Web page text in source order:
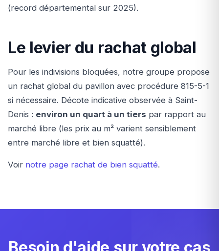
(record départemental sur 2025).
Le levier du rachat global
Pour les indivisions bloquées, notre groupe propose
un rachat global du pavillon avec procédure 815-5-1
si nécessaire. Décote indicative observée à Saint-
Denis : environ un quart à un tiers par rapport au
marché libre (les prix au m² varient sensiblement
entre marché libre et bien squatté).
Voir notre page rachat de bien squatté.